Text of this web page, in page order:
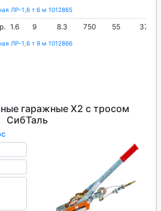
ЛР-1,6 т 6 м 1012865
1.6 9 8.3 750 55 37
ЛР-1,6 т 9 м 1012866
гаражные X2 с тросом
СибТаль